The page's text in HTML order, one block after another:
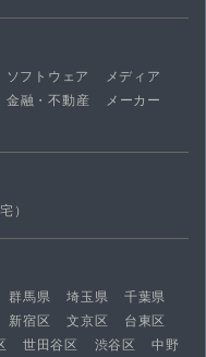
ソフトウェア
メディア
金融・不動産
メーカー
）
群馬県 埼玉県
千葉県
新宿区 文京区
台東区
世田谷区 渋谷区
中野